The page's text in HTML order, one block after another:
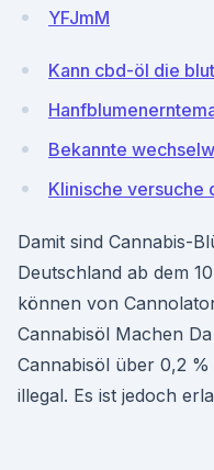
YFJmM
Kann cbd-öl die
Bekannte
Klinische versuche
Damit sind Cannabis-
Deutschland ab dem
können von
Cannabisöl Machen
Cannabisöl über 0,2
illegal. Es ist jedoch